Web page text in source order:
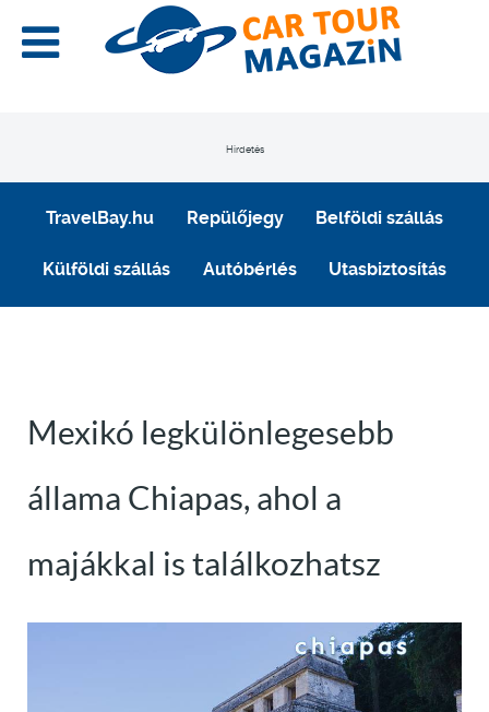
Hirdetés
TravelBay.hu Repülőjegy Belföldi szállás
Külföldi szállás Autóbérlés Utasbiztosítás
Mexikó legkülönlegesebb
állama Chiapas, ahol a
majákkal is találkozhatsz